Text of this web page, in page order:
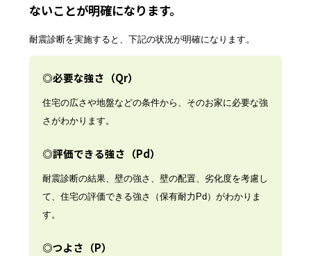
ないことが明確になります。
耐震診断を実施すると、下記の状況が明確になります。
◎必要な強さ（Qr）
住宅の広さや地盤などの条件から、そのお家に必要な強
さがわかります。
◎評価できる強さ（Pd）
耐震診断の結果、壁の強さ、壁の配置、劣化度を考慮し
て、住宅の評価できる強さ（保有耐力Pd）がわかりま
す。
◎つよさ（P）